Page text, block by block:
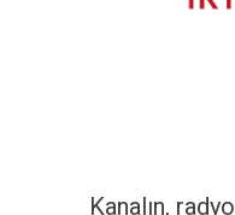
Kanalın,